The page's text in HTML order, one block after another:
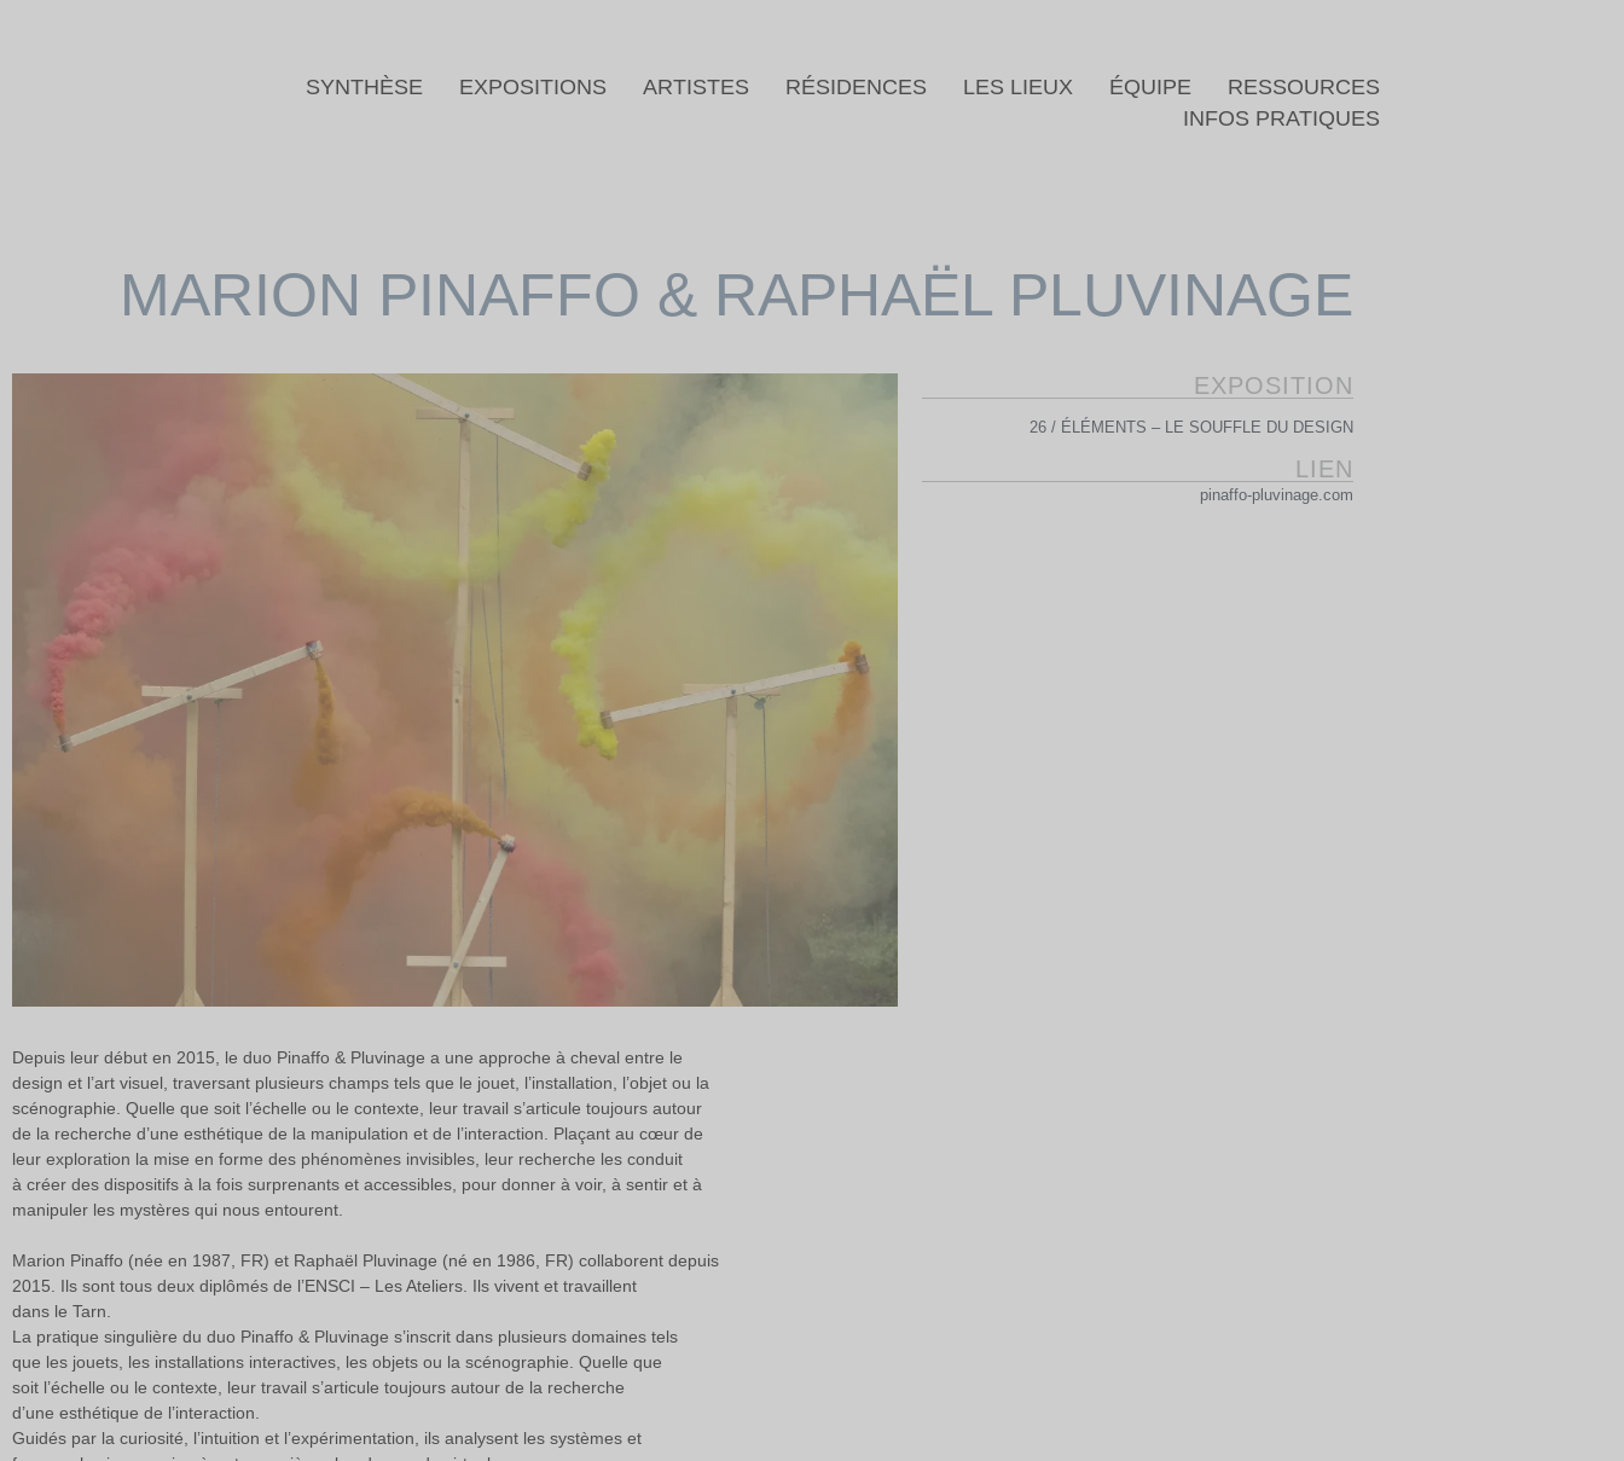
SYNTHÈSE EXPOSITIONS ARTISTES RÉSIDENCES LES LIEUX ÉQUIPE
RESSOURCES
INFOS PRATIQUES
MARION PINAFFO & RAPHAËL PLUVINAGE
Depuis leur début en 2015, le duo Pinaffo & Pluvinage a une approche à cheval entre le
design et l’art visuel, traversant plusieurs champs tels que le jouet, l’installation, l’objet ou la
scénographie. Quelle que soit l’échelle ou le contexte, leur travail s’articule toujours autour
de la recherche d’une esthétique de la manipulation et de l’interaction. Plaçant au cœur de
leur exploration la mise en forme des phénomènes invisibles, leur recherche les conduit
à créer des dispositifs à la fois surprenants et accessibles, pour donner à voir, à sentir et à
manipuler les mystères qui nous entourent.
Marion Pinaffo (née en 1987, FR) et Raphaël Pluvinage (né en 1986, FR) collaborent depuis
Ils sont tous deux diplômés de l’ENSCI – Les Ateliers. Ils vivent et travaillent
dans le Tarn.
La pratique singulière du duo Pinaffo & Pluvinage s’inscrit dans plusieurs domaines tels
que les jouets, les installations interactives, les objets ou la scénographie. Quelle que
soit l’échelle ou le contexte, leur travail s’articule toujours autour de la recherche
d’une esthétique de l’interaction.
Guidés par la curiosité, l’intuition et l’expérimentation, ils analysent les systèmes et
EXPOSITION
26 / ÉLÉMENTS – LE SOUFFLE DU DESIGN
LIEN
pinaffo-pluvinage.com